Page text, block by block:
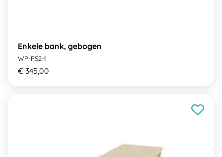
Enkele bank, gebogen
WP-PS2-1
€ 345,00